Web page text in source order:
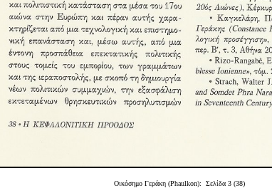
Οικόσημο Γεράκη (Phaulkon): Σελίδα 3 (38)